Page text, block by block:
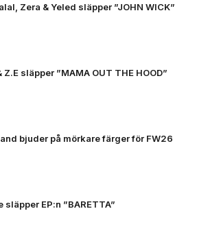
Zera & Yeled släpper ”JOHN WICK”
Z.E släpper ”MAMA OUT THE HOOD”
bjuder på mörkare färger för FW26
släpper EP:n ”BARETTA”